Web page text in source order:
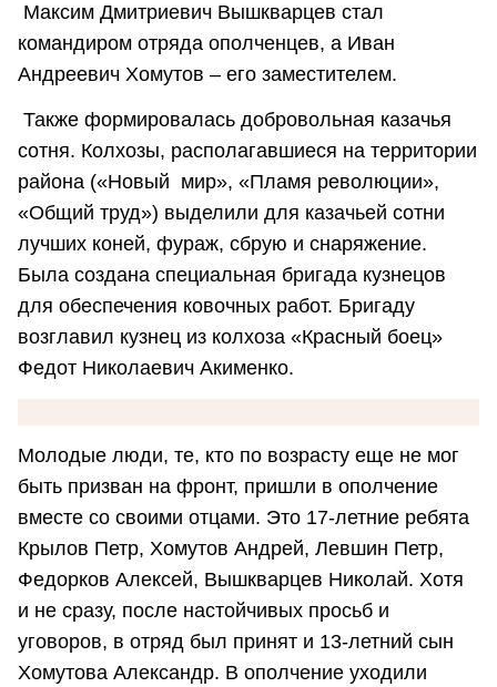
Максим Дмитриевич Вышкварцев стал
командиром отряда ополченцев, а Иван
Андреевич Хомутов – его заместителем.
Также формировалась добровольная казачья
сотня. Колхозы, располагавшиеся на территории
района («Новый мир», «Пламя революции»,
«Общий труд») выделили для казачьей сотни
лучших коней, фураж, сбрую и снаряжение.
Была создана специальная бригада кузнецов
для обеспечения ковочных работ. Бригаду
возглавил кузнец из колхоза «Красный боец»
Федот Николаевич Акименко.
Молодые люди, те, кто по возрасту еще не мог
быть призван на фронт, пришли в ополчение
вместе со своими отцами. Это 17-летние ребята
Крылов Петр, Хомутов Андрей, Левшин Петр,
Федорков Алексей, Вышкварцев Николай. Хотя
и не сразу, после настойчивых просьб и
уговоров, в отряд был принят и 13-летний сын
Хомутова Александр. В ополчение уходили